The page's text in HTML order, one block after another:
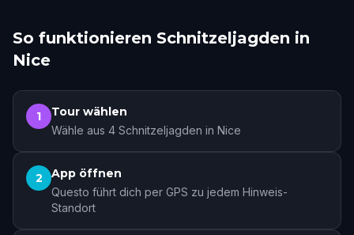
So funktionieren Schnitzeljagden in
Nice
1 Tour wählen
Wähle aus 4 Schnitzeljagden in Nice
2 App öffnen
Questo führt dich per GPS zu jedem Hinweis-
Standort